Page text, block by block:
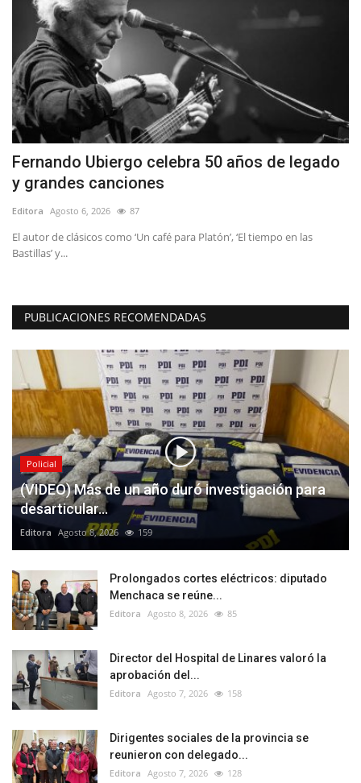
Fernando Ubiergo celebra 50 años de legado
y grandes canciones
Editora Agosto 6, 2026 87
El autor de clásicos como ‘Un café para Platón’, ‘El tiempo en las
Bastillas’ y...
PUBLICACIONES RECOMENDADAS
Policial
(VIDEO) Más de un año duró investigación para
desarticular...
Editora Agosto 8, 2026 159
Prolongados cortes eléctricos: diputado
Menchaca se reúne...
Editora Agosto 8, 2026 85
Director del Hospital de Linares valoró la
aprobación del...
Editora Agosto 7, 2026 158
Dirigentes sociales de la provincia se
reunieron con delegado...
Editora Agosto 7, 2026 128